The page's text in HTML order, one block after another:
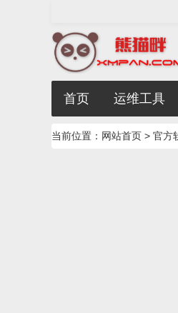
首页 运维工具
当前位置： 网站首页 > 官方